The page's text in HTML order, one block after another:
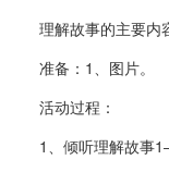
理解故事的主要内容
准备：1、图片。 2
活动过程：
1、倾听理解故事